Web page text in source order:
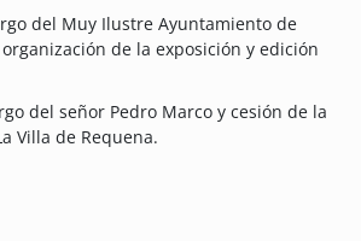
del Muy Ilustre Ayuntamiento de
de la exposición y edición
del señor Pedro Marco y cesión de la
Villa de Requena.